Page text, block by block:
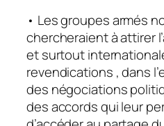
• Les groupes armés
chercheraient à attirer
et surtout
revendications , dans
des négociations
des accords qui leur